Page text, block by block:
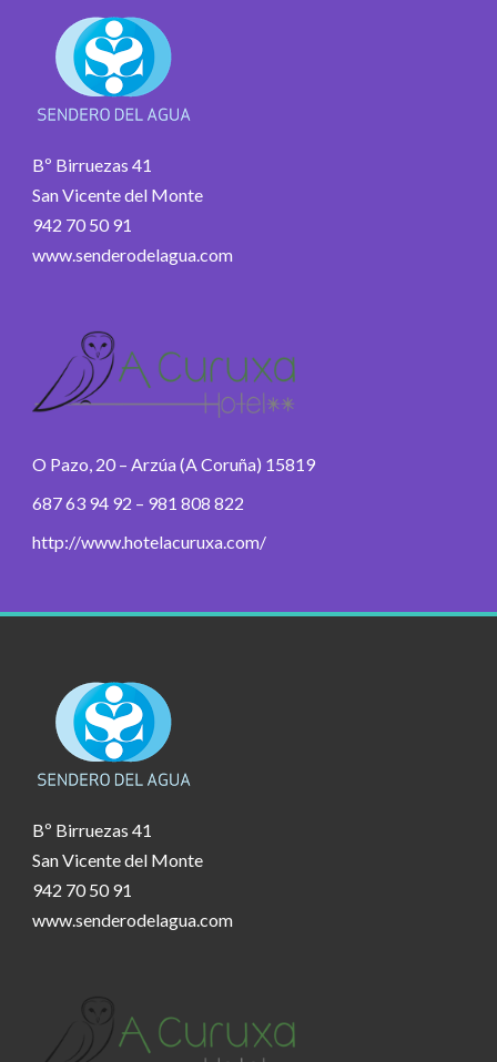
Bº Birruezas 41
San Vicente del Monte
942 70 50 91
www.senderodelagua.com
O Pazo, 20 – Arzúa (A Coruña) 15819
687 63 94 92 – 981 808 822
http://www.hotelacuruxa.com/
Bº Birruezas 41
San Vicente del Monte
942 70 50 91
www.senderodelagua.com